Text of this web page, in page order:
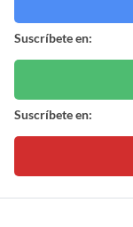
Suscríbete en:
Suscríbete en: